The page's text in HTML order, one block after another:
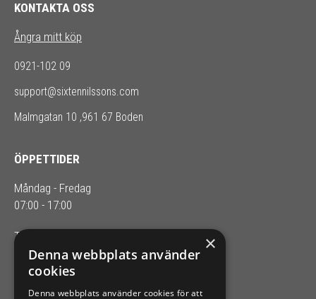
KONTAKTA OSS
Ångra mitt köp
0921-102 09
support@sixtennilssons.com
Malmgatan 10 ,961 67 Boden
ÖPPETTIDER
Måndag - Fredag
07:00 - 17:00
Telefontider: 08.00-16.00
SIXTEN NILSSONS
×
Denna webbplats använder
cookies
Denna webbplats använder cookies för att